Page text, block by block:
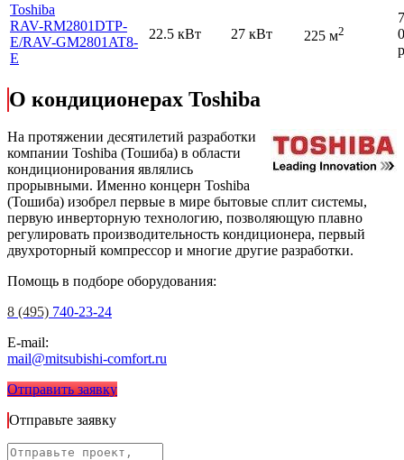
Toshiba
RAV-RM2801DTP-
E/RAV-GM2801AT8-
E
22.5 кВт 27 кВт 225 м2
О кондиционерах Toshiba
На протяжении десятилетий разработки
компании Toshiba (Тошиба) в области
кондиционирования являлись
прорывными. Именно концерн Toshiba
(Тошиба) изобрел первые в мире бытовые сплит системы,
первую инверторную технологию, позволяющую плавно
регулировать производительность кондиционера, первый
двухроторный компрессор и многие другие разработки.
Помощь в подборе оборудования:
8 (495) 740-23-24
E-mail:
mail@mitsubishi-comfort.ru
Отправить заявку
Отправьте заявку